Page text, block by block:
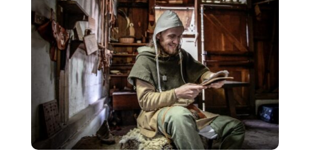
tijdens de weekenden staan er speciale thema’s
op het programma als ‘Stap in het
Schoenenweekend, ‘Smeedweekend’ en het
Riddertournooi.
Tijdens de herfstvakantie zijn er vele activiteiten in de
prehistorie, bij de Romeinen en in de middeleeuwen.
Kom vuur maken en boomstamkano varen in de
prehistorie. Bij de Romeinen leren bezoekers exerceren
als een soldaat en genieten ze van een ontspannen